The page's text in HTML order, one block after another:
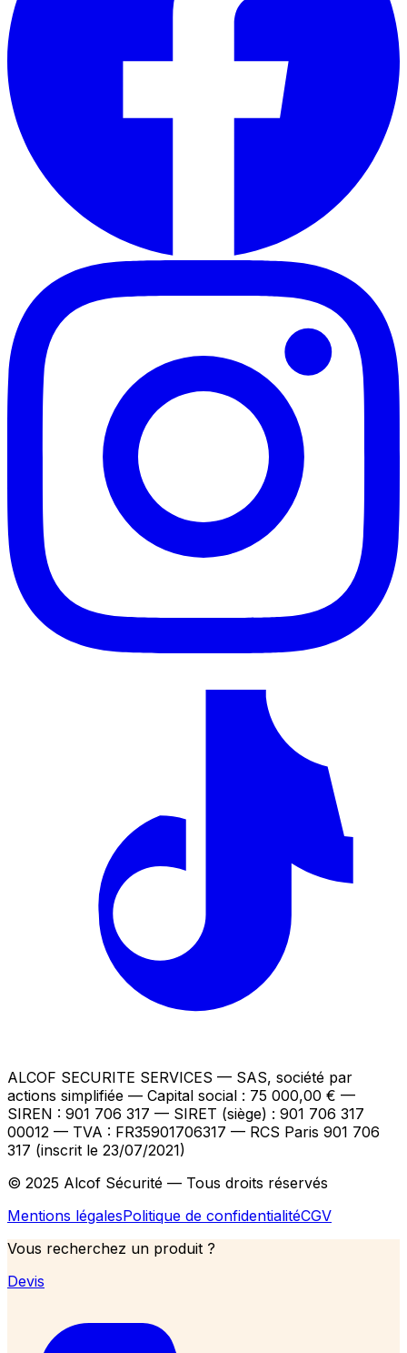
ALCOF SECURITE SERVICES — SAS, société par
actions simplifiée — Capital social : 75 000,00 € —
SIREN : 901 706 317 — SIRET (siège) : 901 706 317
00012 — TVA : FR35901706317 — RCS Paris 901 706
317 (inscrit le 23/07/2021)
© 2025 Alcof Sécurité — Tous droits réservés
Mentions légalesPolitique de confidentialitéCGV
Vous recherchez un produit ?
Devis